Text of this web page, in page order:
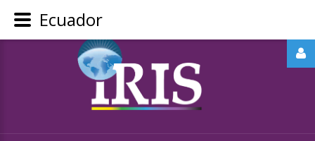
REGÍSTRATE
OBTÉN
Ecuador